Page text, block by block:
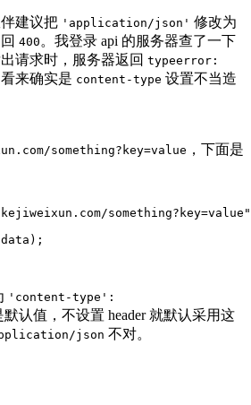
建议把 'application/json' 修改为
400 。我登录 api 的服务器查了一下
请求时，服务器返回 typeerror:
看来确实是 content-type 设置不当造
something?key=value ，下面是
something?key=value"
data ) ;
'content-type':
默认值，不设置 header 就默认采用这
json 不对。